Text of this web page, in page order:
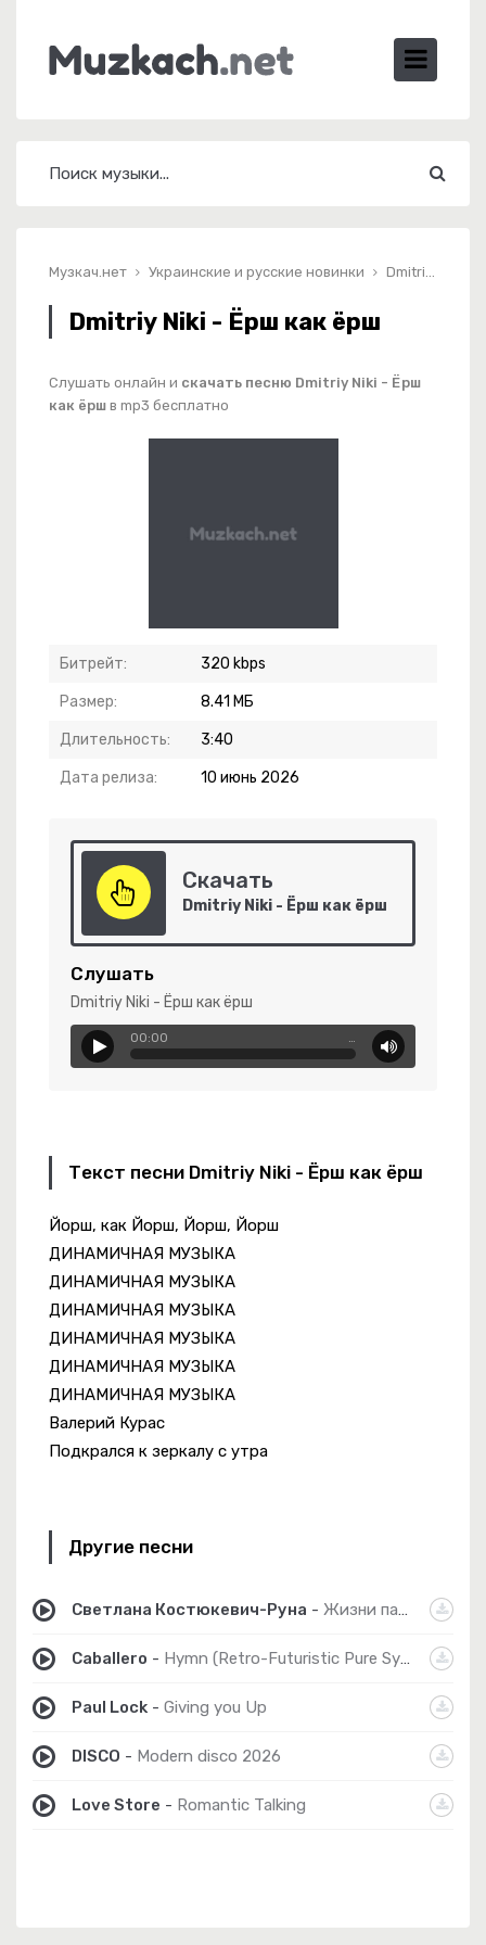
Музкач.нет Украинские и русские новинки Dmitriy Niki - Ёрш как ёрш
Dmitriy Niki - Ёрш как ёрш
Слушать онлайн и скачать песню Dmitriy Niki - Ёрш
как ёрш в mp3 бесплатно
Битрейт: 320 kbps
Размер: 8.41 МБ
Длительность: 3:40
Дата релиза: 10 июнь 2026
Скачать
Dmitriy Niki - Ёрш как ёрш
Слушать
Dmitriy Niki - Ёрш как ёрш
00:00 …
Текст песни Dmitriy Niki - Ёрш как ёрш
Йорш, как Йорш, Йорш, Йорш
ДИНАМИЧНАЯ МУЗЫКА
ДИНАМИЧНАЯ МУЗЫКА
ДИНАМИЧНАЯ МУЗЫКА
ДИНАМИЧНАЯ МУЗЫКА
ДИНАМИЧНАЯ МУЗЫКА
ДИНАМИЧНАЯ МУЗЫКА
Валерий Курас
Подкрался к зеркалу с утра
Другие песни
Светлана Костюкевич-Руна - Жизни парад
Caballero - Hymn (Retro-Futuristic Pure Synth Mix)
Paul Lock - Giving you Up
DISCO - Modern disco 2026
Love Store - Romantic Talking
Усыпленье
Приморья
Хейтерам